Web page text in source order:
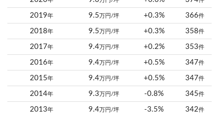
2019年 9.5万円/坪 +0.3% 366件
2018年 9.5万円/坪 +0.3% 358件
2017年 9.4万円/坪 +0.2% 353件
2016年 9.4万円/坪 +0.5% 347件
2015年 9.4万円/坪 +0.5% 347件
2014年 9.3万円/坪 -0.8% 345件
2013年 9.4万円/坪 -3.5% 342件